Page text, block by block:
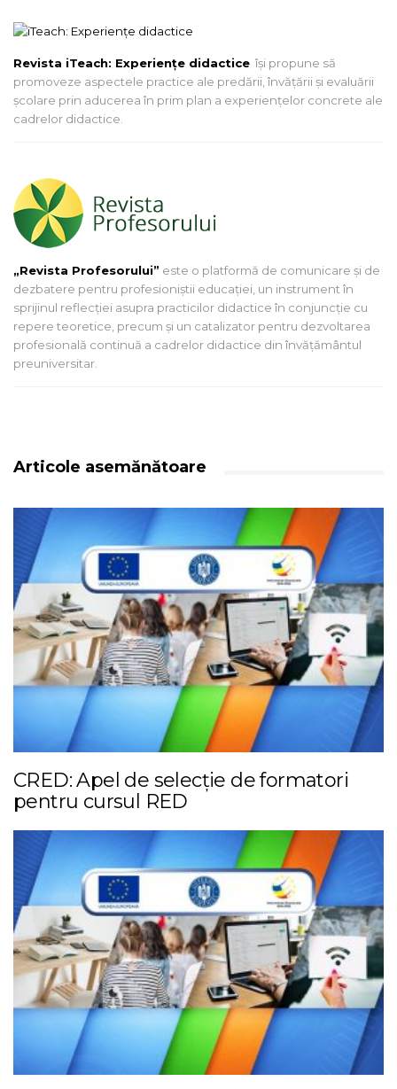
Revista iTeach: Experienţe didactice îşi propune să
promoveze aspectele practice ale predării, învăţării şi evaluării
şcolare prin aducerea în prim plan a experienţelor concrete ale
cadrelor didactice.
„Revista Profesorului” este o platformă de comunicare și de
dezbatere pentru profesioniștii educației, un instrument în
sprijinul reflecției asupra practicilor didactice în conjuncție cu
repere teoretice, precum și un catalizator pentru dezvoltarea
profesională continuă a cadrelor didactice din învățământul
preuniversitar.
Articole asemănătoare
CRED: Apel de selecție de formatori
pentru cursul RED